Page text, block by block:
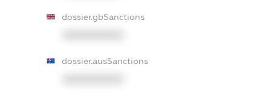
dossier.gbSanctions
dossier.ausSanctions